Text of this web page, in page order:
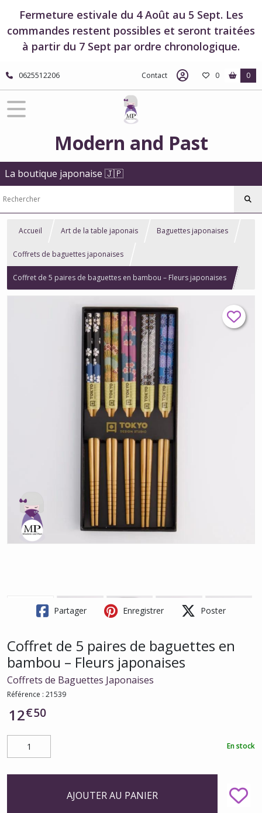
Fermeture estivale du 4 Août au 5 Sept. Les
commandes restent possibles et seront traitées
à partir du 7 Sept par ordre chronologique.
0625512206 Contact 0 0
Modern and Past
La boutique japonaise 🇯🇵
Accueil Art de la table japonais Baguettes japonaises
Coffrets de baguettes japonaises
Coffret de 5 paires de baguettes en bambou – Fleurs japonaises
Partager Enregistrer Poster
Coffret de 5 paires de baguettes en
bambou – Fleurs japonaises
Coffrets de Baguettes Japonaises
Référence : 21539
12€50
En stock
AJOUTER AU PANIER